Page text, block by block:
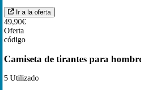
Ir a la oferta
49,90€
Oferta
código
Camiseta de tirantes para
5 Utilizado